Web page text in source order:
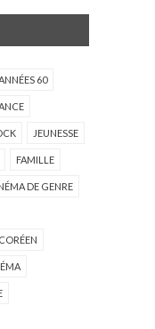
60
JEUNESSE
FAMILLE
DE GENRE